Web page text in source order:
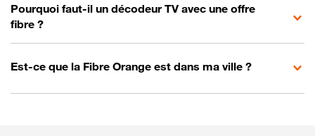
Pourquoi faut-il un décodeur TV avec une offre
fibre ?
Est-ce que la Fibre Orange est dans ma ville ?